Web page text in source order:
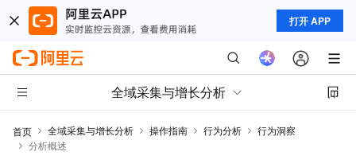
打开 APP
全域采集与增长分析
首页 全域采集与增长分析 操作指南 行为分析
行为洞察
分析概述